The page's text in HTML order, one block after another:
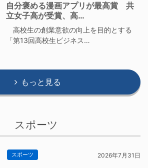
自分褒める漫画アプリが最高賞 共
立女子高が受賞、高…
高校生の創業意欲の向上を目的とする
「第13回高校生ビジネス…
もっと見る
スポーツ
スポーツ 2026年7月31日